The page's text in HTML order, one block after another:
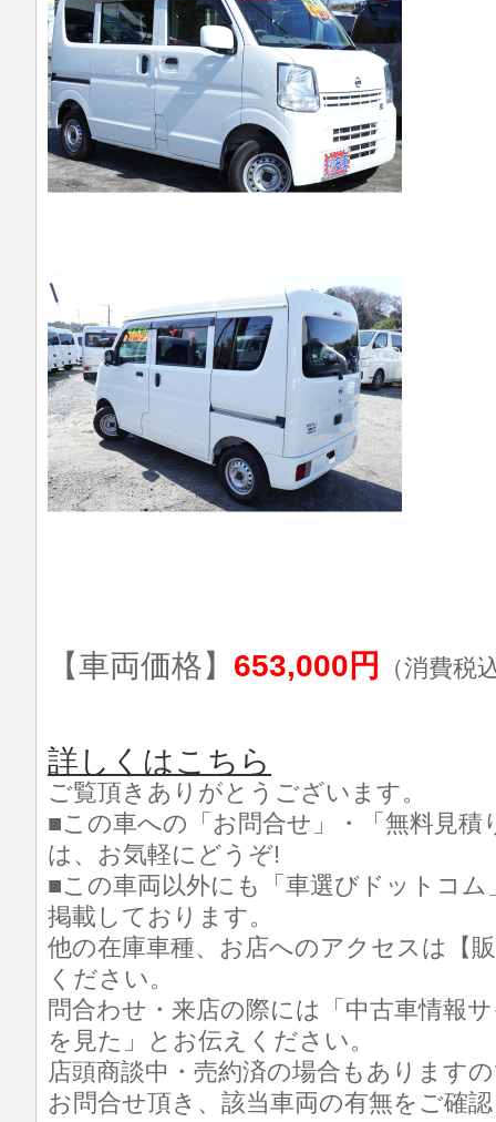
【車両価格】 653,000円 （消費税
詳しくはこちら
ご覧頂きありがとうございます。
■この車への「お問合せ」・「無料見積
は、お気軽にどうぞ!
■この車両以外にも「車選びドットコ
掲載しております。
他の在庫車種、お店へのアクセスは【
ください。
問合わせ・来店の際には「中古車情報
を見た」とお伝えください。
店頭商談中・売約済の場合もあります
お問合せ頂き、該当車両の有無をご確